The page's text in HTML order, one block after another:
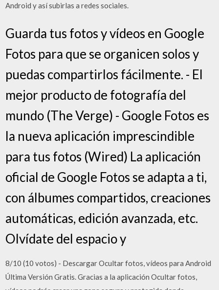
Android y así subirlas a redes sociales.
Guarda tus fotos y vídeos en Google
Fotos para que se organicen solos y
puedas compartirlos fácilmente. - El
mejor producto de fotografía del
mundo (The Verge) - Google Fotos es
la nueva aplicación imprescindible
para tus fotos (Wired) La aplicación
oficial de Google Fotos se adapta a ti,
con álbumes compartidos, creaciones
automáticas, edición avanzada, etc.
Olvídate del espacio y
8/10 (10 votos) - Descargar Ocultar fotos, vídeos para Android
Última Versión Gratis. Gracias a la aplicación Ocultar fotos,